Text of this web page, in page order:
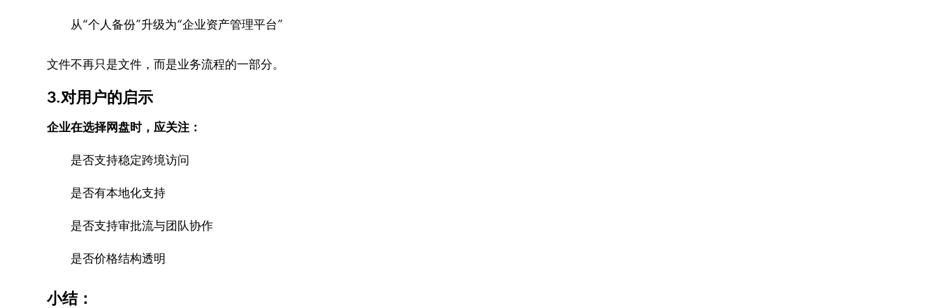
从“个人备份”升级为“企业资产管理平台”
文件不再只是文件，而是业务流程的一部分。
3.对用户的启示
企业在选择网盘时，应关注：
是否支持稳定跨境访问
是否有本地化支持
是否支持审批流与团队协作
是否价格结构透明
小结：